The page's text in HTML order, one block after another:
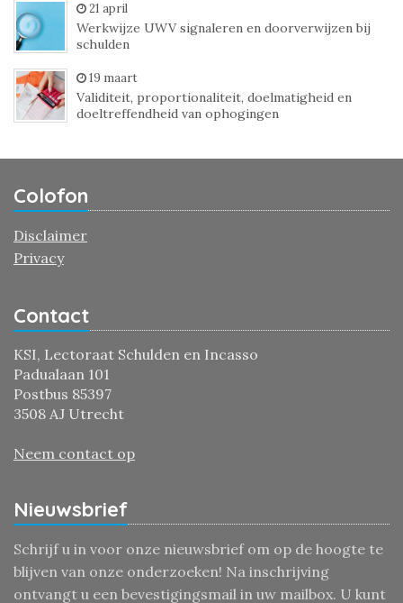
21 april
Werkwijze UWV signaleren en doorverwijzen bij
schulden
19 maart
Validiteit, proportionaliteit, doelmatigheid en
doeltreffendheid van ophogingen
Colofon
Disclaimer
Privacy
Contact
KSI, Lectoraat Schulden en Incasso
Padualaan 101
Postbus 85397
3508 AJ Utrecht
Neem contact op
Nieuwsbrief
Schrijf u in voor onze nieuwsbrief om op de hoogte te
blijven van onze onderzoeken! Na inschrijving
ontvangt u een bevestigingsmail in uw mailbox. U kunt